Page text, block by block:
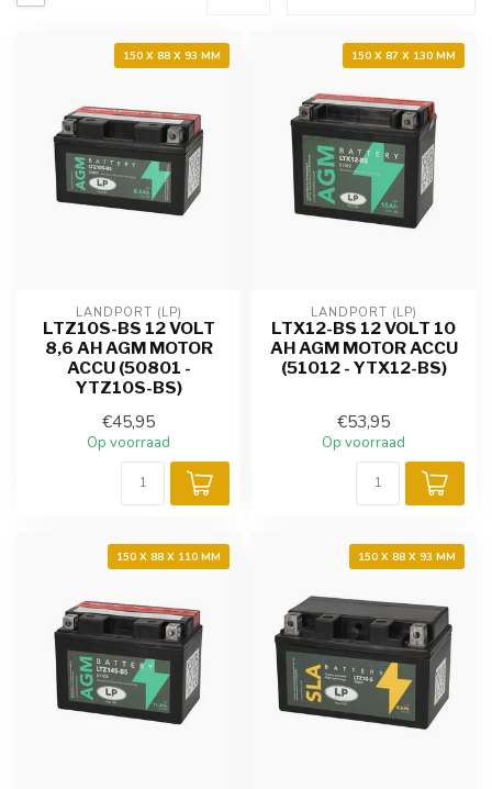
150 X 88 X 93 MM
LANDPORT (LP)
LTZ10S-BS 12 VOLT
8,6 AH AGM MOTOR
ACCU (50801 -
YTZ10S-BS)
€45,95
Op voorraad
150 X 87 X 130 MM
LANDPORT (LP)
LTX12-BS 12 VOLT 10
AH AGM MOTOR ACCU
(51012 - YTX12-BS)
€53,95
Op voorraad
150 X 88 X 110 MM 150 X 88 X 93 MM